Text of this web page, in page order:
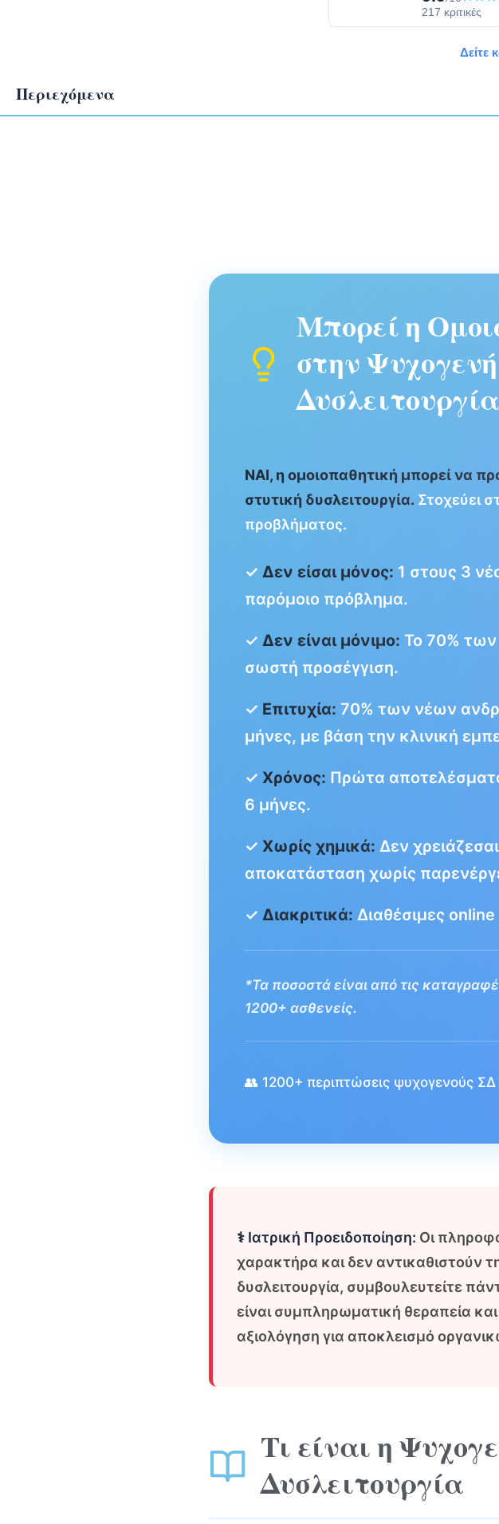
217 κριτικές
Δείτε
Περιεχόμενα
Μπορεί η
στην
ΝΑΙ, η ομοιοπαθητική μπορεί να
στυτική δυσλειτουργία. Στοχεύει
προβλήματος.
✓ Δεν είσαι μόνος: 1 στους 3
παρόμοιο πρόβλημα.
✓ Δεν είναι μόνιμο: Το 70%
σωστή προσέγγιση.
✓ Επιτυχία: 70% των νέων
μήνες, με βάση την κλινική
✓ Χρόνος: Πρώτα
6 μήνες.
✓ Χωρίς χημικά: Δεν
αποκατάσταση χωρίς
✓ Διακριτικά: Διαθέσιμες
*Τα ποσοστά είναι από τις
1200+ ασθενείς.
👥 1200+ περιπτώσεις ψυχογενούς ΣΔ
⚕️ Ιατρική Προειδοποίηση: Οι
χαρακτήρα και δεν αντικαθιστούν
δυσλειτουργία, συμβουλευτείτε
είναι συμπληρωματική θεραπεία
αξιολόγηση για αποκλεισμό
Τι είναι η
Δυσλειτουργία